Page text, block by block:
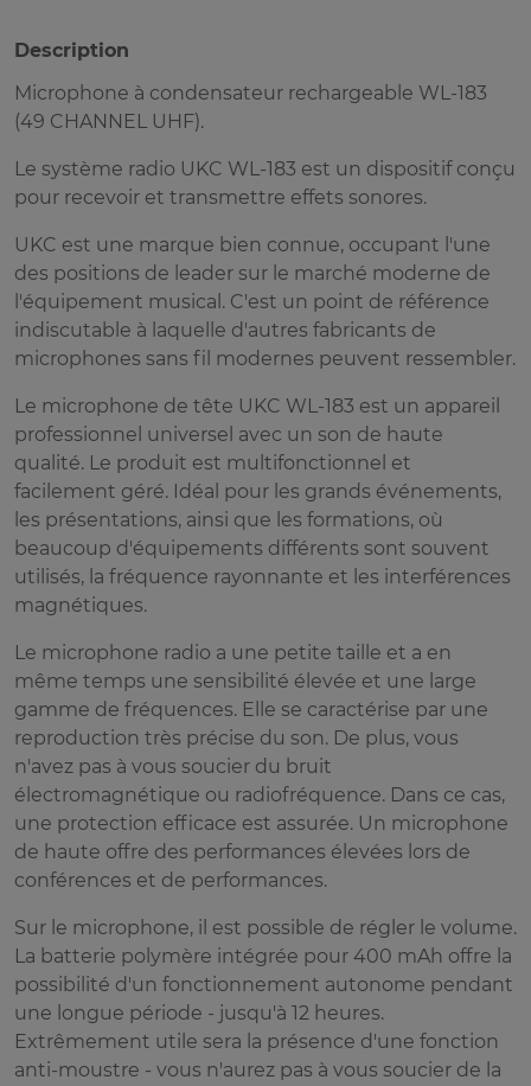
Description
Microphone à condensateur rechargeable WL-183
(49 CHANNEL UHF).
Le système radio UKC WL-183 est un dispositif conçu
pour recevoir et transmettre effets sonores.
UKC est une marque bien connue, occupant l'une
des positions de leader sur le marché moderne de
l'équipement musical. C'est un point de référence
indiscutable à laquelle d'autres fabricants de
microphones sans fil modernes peuvent ressembler.
Le microphone de tête UKC WL-183 est un appareil
professionnel universel avec un son de haute
qualité. Le produit est multifonctionnel et
facilement géré. Idéal pour les grands événements,
les présentations, ainsi que les formations, où
beaucoup d'équipements différents sont souvent
utilisés, la fréquence rayonnante et les interférences
magnétiques.
Le microphone radio a une petite taille et a en
même temps une sensibilité élevée et une large
gamme de fréquences. Elle se caractérise par une
reproduction très précise du son. De plus, vous
n'avez pas à vous soucier du bruit
électromagnétique ou radiofréquence. Dans ce cas,
une protection efficace est assurée. Un microphone
de haute offre des performances élevées lors de
conférences et de performances.
Sur le microphone, il est possible de régler le volume.
La batterie polymère intégrée pour 400 mAh offre la
possibilité d'un fonctionnement autonome pendant
une longue période - jusqu'à 12 heures.
Extrêmement utile sera la présence d'une fonction
anti-moustre - vous n'aurez pas à vous soucier de la